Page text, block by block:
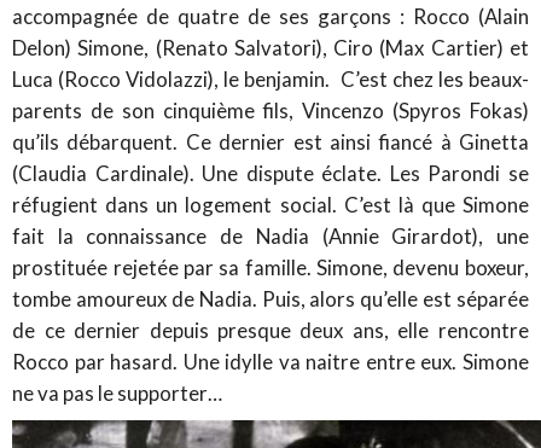
accompagnée de quatre de ses garçons : Rocco (Alain
Delon) Simone, (Renato Salvatori), Ciro (Max Cartier) et
Luca (Rocco Vidolazzi), le benjamin. C’est chez les beaux-
parents de son cinquième fils, Vincenzo (Spyros Fokas)
qu’ils débarquent. Ce dernier est ainsi fiancé à Ginetta
(Claudia Cardinale). Une dispute éclate. Les Parondi se
réfugient dans un logement social. C’est là que Simone
fait la connaissance de Nadia (Annie Girardot), une
prostituée rejetée par sa famille. Simone, devenu boxeur,
tombe amoureux de Nadia. Puis, alors qu’elle est séparée
de ce dernier depuis presque deux ans, elle rencontre
Rocco par hasard. Une idylle va naitre entre eux. Simone
ne va pas le supporter…